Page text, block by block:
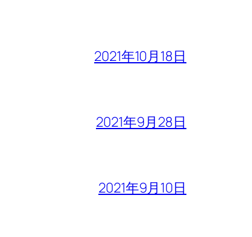
2021年10月18日
2021年9月28日
2021年9月10日